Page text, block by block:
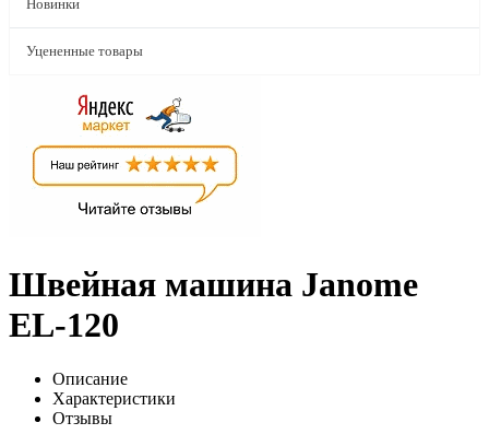
Новинки
Уцененные товары
Швейная машина Janome
EL-120
Описание
Характеристики
Отзывы